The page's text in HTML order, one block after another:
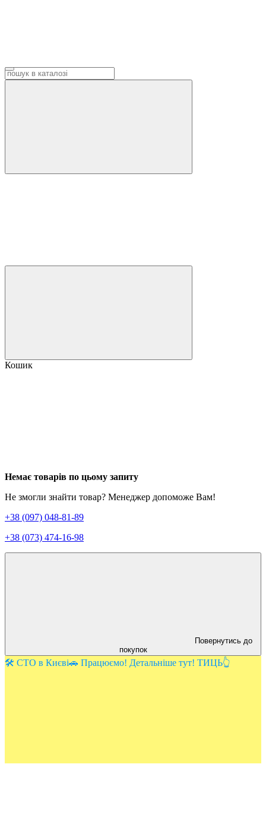
Кошик
Немає товарів по цьому запиту
Не змогли знайти товар? Менеджер допоможе Вам!
+38 (097) 048-81-89
+38 (073) 474-16-98
Повернутись до
покупок
🛠️ СТО в Києві🚗 Працюємо! Детальніше тут! ТИЦЬ👆